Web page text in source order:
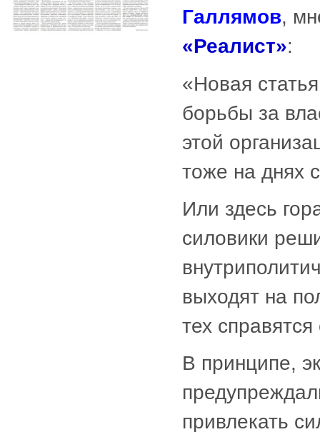
Галлямов,
«Реалист»:
«Новая
борьбы за
этой
тоже на днях
Или здесь
силовики
выходят на
тех
В принципе,
привлекать